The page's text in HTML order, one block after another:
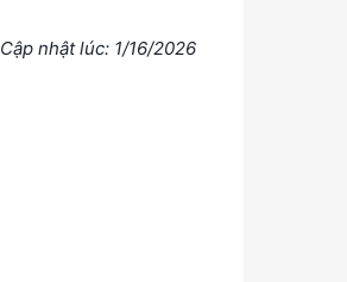
Cập nhật lúc: 1/16/2026